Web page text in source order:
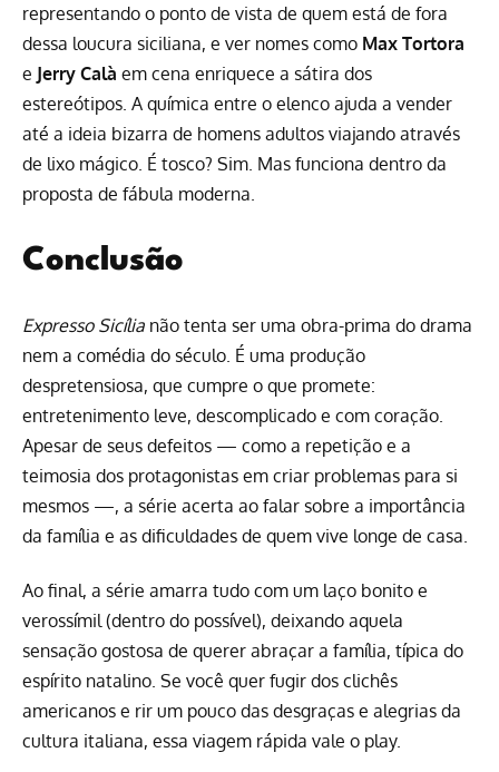
representando o ponto de vista de quem está de fora
dessa loucura siciliana, e ver nomes como Max Tortora
e Jerry Calà em cena enriquece a sátira dos
estereótipos. A química entre o elenco ajuda a vender
até a ideia bizarra de homens adultos viajando através
de lixo mágico. É tosco? Sim. Mas funciona dentro da
proposta de fábula moderna.
Conclusão
Expresso Sicília não tenta ser uma obra-prima do drama
nem a comédia do século. É uma produção
despretensiosa, que cumpre o que promete:
entretenimento leve, descomplicado e com coração.
Apesar de seus defeitos — como a repetição e a
teimosia dos protagonistas em criar problemas para si
mesmos —, a série acerta ao falar sobre a importância
da família e as dificuldades de quem vive longe de casa.
Ao final, a série amarra tudo com um laço bonito e
verossímil (dentro do possível), deixando aquela
sensação gostosa de querer abraçar a família, típica do
espírito natalino. Se você quer fugir dos clichês
americanos e rir um pouco das desgraças e alegrias da
cultura italiana, essa viagem rápida vale o play.